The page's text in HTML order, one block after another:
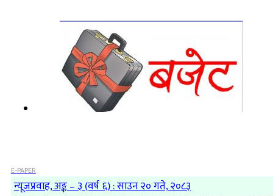
E-PAPER
न्यूजप्रवाह, अङ्क – ३ (वर्ष ६) : साउन २० गते, २०८३